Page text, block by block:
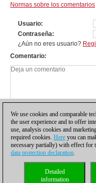
Normas sobre los comentarios
Usuario
Contraseña
¿Aún no eres usuario?
Comentario
Política de privacidad
Licencias
We use cookies and comparable
the user experience and to offer
use, analysis cookies and
required cookies. Here you can
necessary partially) with effect for
data protection declaration.
Detailed
information